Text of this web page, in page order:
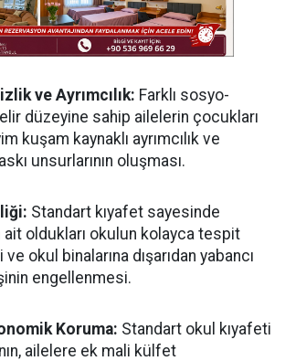
ve Ayrımcılık: Farklı sosyo-
düzeyine sahip ailelerin çocukları
kuşam kaynaklı ayrımcılık ve
unsurlarının oluşması.
Standart kıyafet sayesinde
oldukları okulun kolayca tespit
okul binalarına dışarıdan yabancı
engellenmesi.
Koruma: Standart okul kıyafeti
ailelere ek mali külfet